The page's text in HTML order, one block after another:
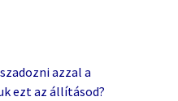
azzal a
ezt az állításod?